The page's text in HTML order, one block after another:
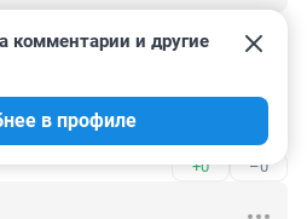
–1
мышей не ем
+0 –0
комментарии и другие
в профиле